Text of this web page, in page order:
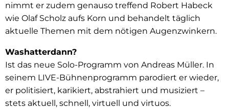
nimmt er zudem genauso treffend Robert Habeck
wie Olaf Scholz aufs Korn und behandelt täglich
aktuelle Themen mit dem nötigen Augenzwinkern.
Washatterdann?
Ist das neue Solo-Programm von Andreas Müller. In
seinem LIVE-Bühnenprogramm parodiert er wieder,
er politisiert, karikiert, abstrahiert und musiziert –
stets aktuell, schnell, virtuell und virtuos.